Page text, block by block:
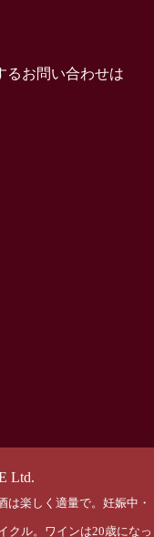
るお問い合わせは
Ltd.
楽しく適量で。妊娠中・
クル。ワインは20歳になっ